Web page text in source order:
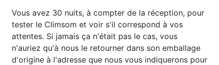
Vous avez 30 nuits, à compter de la réception, pour
tester le Climsom et voir s'il correspond à vos
attentes. Si jamais ça n'était pas le cas, vous
n'auriez qu'à nous le retourner dans son emballage
d'origine à l'adresse que nous vous indiquerons pour